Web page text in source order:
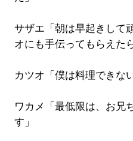
サザエ「朝は早起きし
オにも手伝ってもらえた
カツオ「僕は料理できな
ワカメ「最低限は、お兄
す」